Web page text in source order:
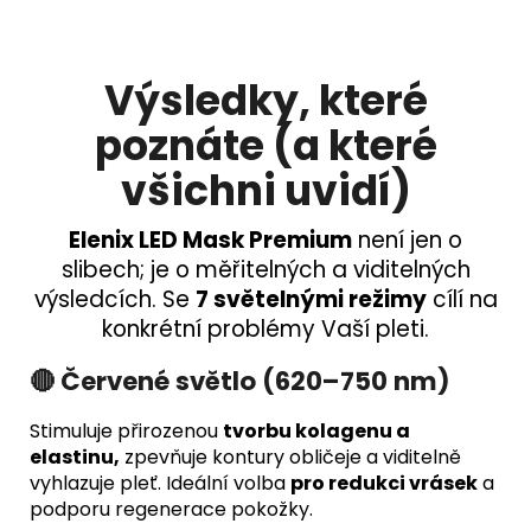
Výsledky, které
poznáte (a které
všichni uvidí)
Elenix LED Mask Premium není jen o
slibech; je o měřitelných a viditelných
výsledcích. Se 7 světelnými režimycílí na
konkrétní problémy Vaší pleti.
🔴 Červené světlo (620–750 nm)
Stimuluje přirozenou tvorbu kolagenu a
elastinu, zpevňuje kontury obličeje a viditelně
vyhlazuje pleť. Ideální volba pro redukci vráseka
podporu regenerace pokožky.